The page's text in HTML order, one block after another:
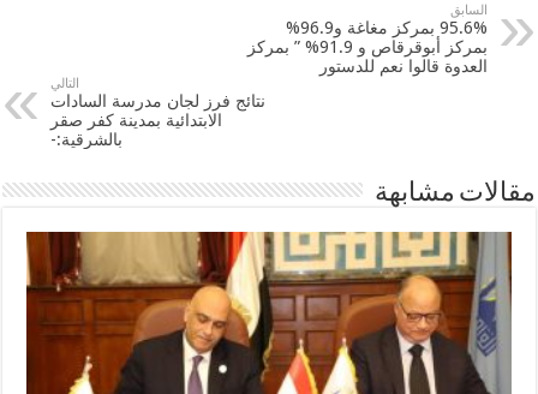
السابق
95.6% بمركز مغاغة و96.9%
بمركز أبوقرقاص و 91.9% ” بمركز
العدوة قالوا نعم للدستور
التالي
نتائج فرز لجان مدرسة السادات
الابتدائية بمدينة كفر صقر
بالشرقية:-
مقالات مشابهة